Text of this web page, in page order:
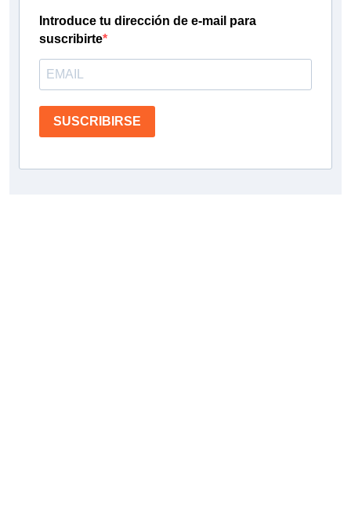
Introduce tu dirección de e-mail para
suscribirte
SUSCRIBIRSE